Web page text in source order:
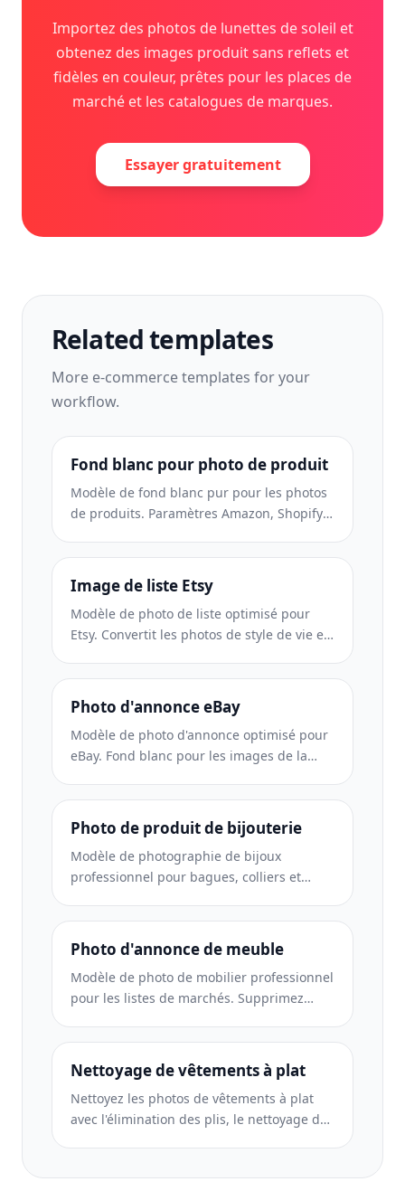
Importez des photos de lunettes de soleil et
obtenez des images produit sans reflets et
fidèles en couleur, prêtes pour les places de
marché et les catalogues de marques.
Essayer gratuitement
Related templates
More e-commercetemplates for your
workflow.
Fond blanc pour photo de produit
Modèle de fond blanc pur pour les photos
de produits. Paramètres Amazon, Shopify
images de produits claires et
professionnelles qui se convertissent.
Image de liste Etsy
Modèle de photo de liste optimisé pour
Etsy. Convertit les photos de style de vie en
améliore les détails des produits faits à la
main et respecte les directives d'image
d'Etsy.
Photo d'annonce eBay
Modèle de photo d'annonce optimisé pour
eBay. Fond blanc pour les images de la
sur l'état et mises en page multi-angles
conformes aux normes d'image d'eBay.
Photo de produit de bijouterie
Modèle de photographie de bijoux
professionnel pour bagues, colliers et
l'éclat des pierres précieuses et fournit des
images prêtes à être commercialisées sur
des arrière-plans épurés.
Photo d'annonce de meuble
Modèle de photo de mobilier professionnel
pour les listes de marchés. Supprimez
vraies dimensions et présentez les pièces
sur des arrière-plans épurés ou dans des
contextes de pièce stylisés.
Nettoyage de vêtements à plat
Nettoyez les photos de vêtements à plat
avec l'élimination des plis, le nettoyage des
Shopify, Amazon et les boutiques.